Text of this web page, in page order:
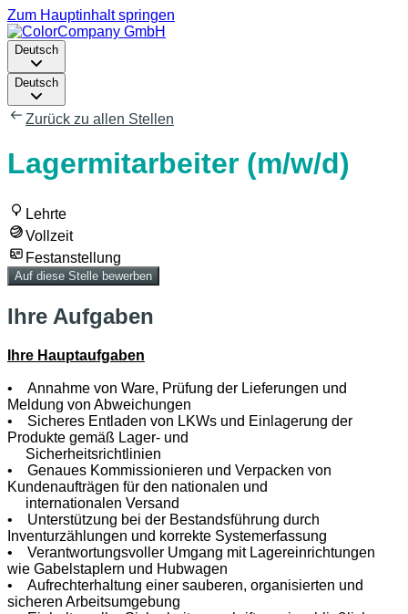
Zum Hauptinhalt springen
Deutsch
Deutsch
Zurück zu allen Stellen
Lagermitarbeiter (m/w/d)
Lehrte
Vollzeit
Festanstellung
Auf diese Stelle bewerben
Ihre Aufgaben
Ihre Hauptaufgaben
• Annahme von Ware, Prüfung der Lieferungen und
Meldung von Abweichungen
• Sicheres Entladen von LKWs und Einlagerung der
Produkte gemäß Lager- und
Sicherheitsrichtlinien
• Genaues Kommissionieren und Verpacken von
Kundenaufträgen für den nationalen und
internationalen Versand
• Unterstützung bei der Bestandsführung durch
Inventurzählungen und korrekte Systemerfassung
• Verantwortungsvoller Umgang mit Lagereinrichtungen
wie Gabelstaplern und Hubwagen
• Aufrechterhaltung einer sauberen, organisierten und
sicheren Arbeitsumgebung